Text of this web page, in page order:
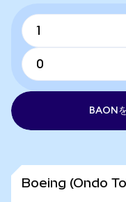
BAON
Boeing (Ondo